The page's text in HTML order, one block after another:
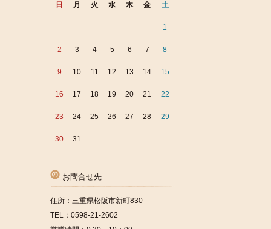
日 月 火 水 木 金 土
1
2 3 4 5 6 7 8
9 10 11 12 13 14 15
16 17 18 19 20 21 22
23 24 25 26 27 28 29
30 31
お問合せ先
住所：三重県松阪市新町830
TEL：0598-21-2602